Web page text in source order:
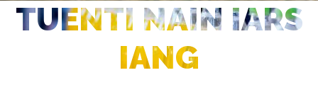
CONDIZIONI GENERALI DI VENDITA
TUENTI NAIN IARS
IANG